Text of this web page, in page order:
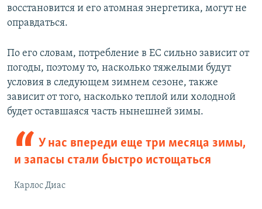
восстановится и его атомная энергетика, могут не
оправдаться.
По его словам, потребление в ЕС сильно зависит от
погоды, поэтому то, насколько тяжелыми будут
условия в следующем зимнем сезоне, также
зависит от того, насколько теплой или холодной
будет оставшаяся часть нынешней зимы.
У нас впереди еще три месяца зимы,
и запасы стали быстро истощаться
Карлос Диас